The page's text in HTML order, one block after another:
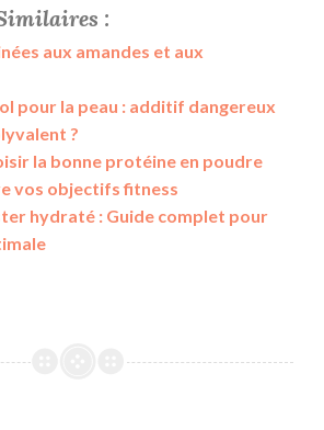
:
aux amandes et aux
pour la peau : additif dangereux
?
la bonne protéine en poudre
vos objectifs fitness
hydraté : Guide complet pour